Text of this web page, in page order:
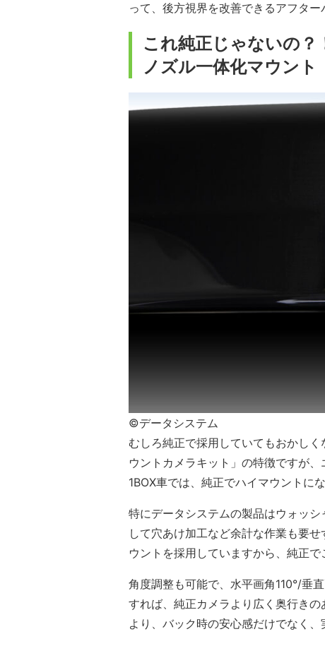
って、後方視界を改善できるアフタ
これ純正じゃないの
ノズル一体化マウント
©データシステム
むしろ純正で採用していてもおかし
ウントカメラキット」の特徴ですが
1BOX車では、純正でハイマウントに
特にデータシステムの製品はウォッ
して穴あけ加工など余計な作業も要
ウントを採用していますから、純正で
角度調整も可能で、水平画角110°/垂
すれば、純正カメラより広く奥行き
より、バック時の安心感だけでなく、